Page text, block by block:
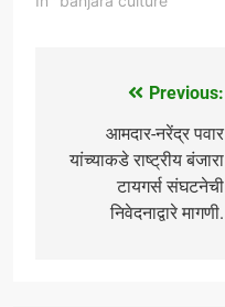
असु शकेल असे वाटते. भारत
navigation
Previous:
आमदार-नरेंद्र पवार
यांच्याकडे राष्ट्रीय बंजारा
टायगर्स संघटनेची
निवेदनाद्वारे मागणी.